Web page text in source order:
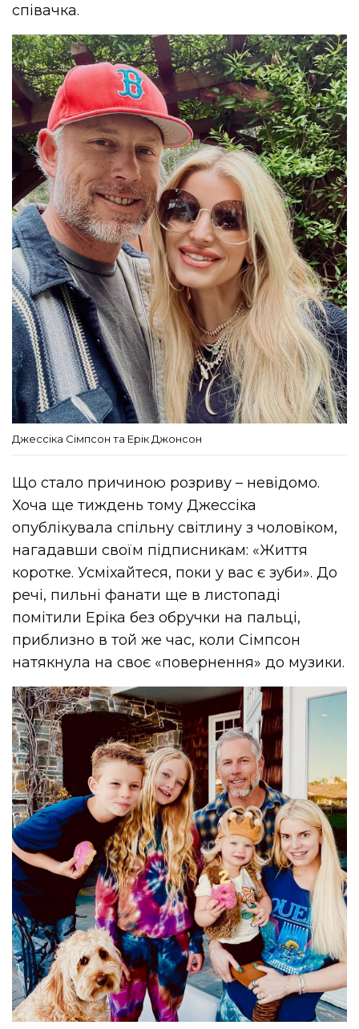
співачка.
Джессіка Сімпсон та Ерік Джонсон
Що стало причиною розриву – невідомо.
Хоча ще тиждень тому Джессіка
опублікувала спільну світлину з чоловіком,
нагадавши своїм підписникам: «Життя
коротке. Усміхайтеся, поки у вас є зуби». До
речі, пильні фанати ще в листопаді
помітили Еріка без обручки на пальці,
приблизно в той же час, коли Сімпсон
натякнула на своє «повернення» до музики.